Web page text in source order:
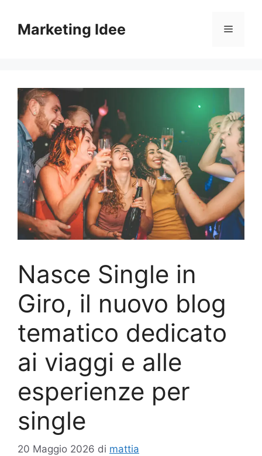
contenuto
Marketing Idee Menu
Nasce Single in
Giro, il nuovo blog
tematico dedicato
ai viaggi e alle
esperienze per
single
20 Maggio 2026 di mattia